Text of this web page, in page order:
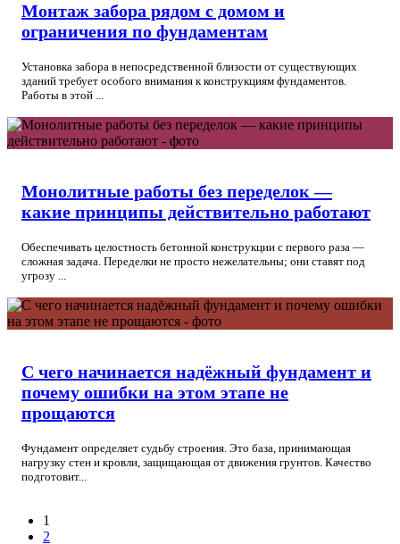
Монтаж забора рядом с домом и
ограничения по фундаментам
Установка забора в непосредственной близости от существующих
зданий требует особого внимания к конструкциям фундаментов.
Работы в этой ...
Монолитные работы без переделок —
какие принципы действительно работают
Обеспечивать целостность бетонной конструкции с первого раза —
сложная задача. Переделки не просто нежелательны; они ставят под
угрозу ...
С чего начинается надёжный фундамент и
почему ошибки на этом этапе не
прощаются
Фундамент определяет судьбу строения. Это база, принимающая
нагрузку стен и кровли, защищающая от движения грунтов. Качество
подготовит...
1
2